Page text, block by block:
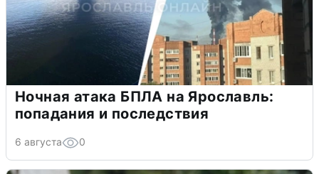
Ночная атака БПЛА на Ярославль:
попадания и последствия
6 августа 0